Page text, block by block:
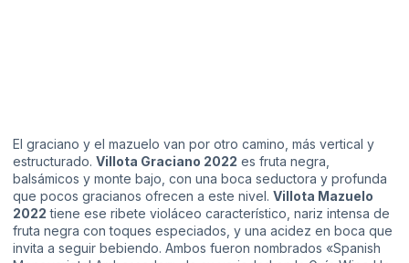
El graciano y el mazuelo van por otro camino, más vertical y
estructurado. Villota Graciano 2022 es fruta negra,
balsámicos y monte bajo, con una boca seductora y profunda
que pocos gracianos ofrecen a este nivel. Villota Mazuelo
2022 tiene ese ribete violáceo característico, nariz intensa de
fruta negra con toques especiados, y una acidez en boca que
invita a seguir bebiendo. Ambos fueron nombrados «Spanish